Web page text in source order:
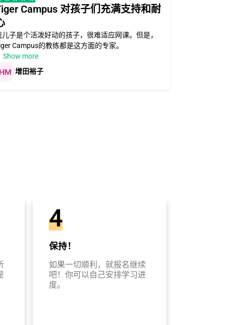
Campus 对孩子们充满支持和耐
儿子是个活泼好动的孩子，很难适应网课。但是，
Campus的教练都是这方面的专家。
Show more
增田裕子
4
保持！
如果一切顺利，就报名继续
吧！你可以自己安排学习进
度。